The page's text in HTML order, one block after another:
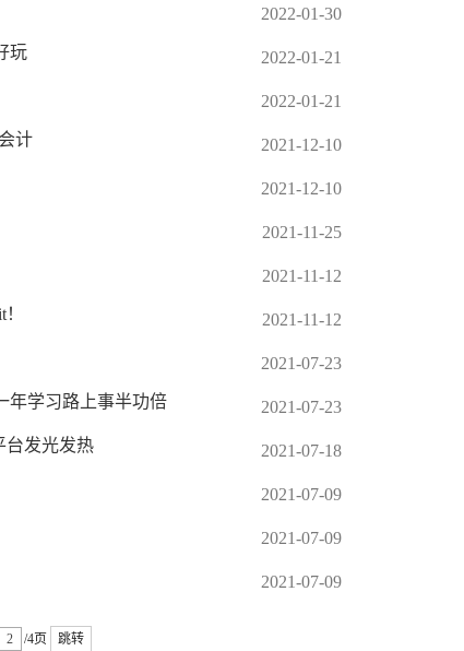
2022-01-30
玩 2022-01-21
2022-01-21
计 2021-12-10
2021-12-10
2021-11-25
2021-11-12
2021-11-12
2021-07-23
年学习路上事半功倍 2021-07-23
台发光发热 2021-07-18
2021-07-09
2021-07-09
2021-07-09
/4页 跳转